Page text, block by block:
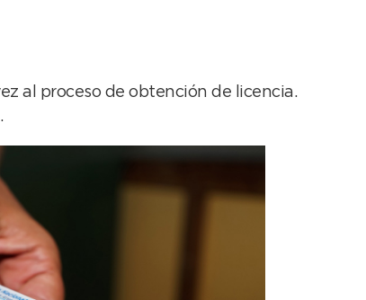
al proceso de obtención de licencia.